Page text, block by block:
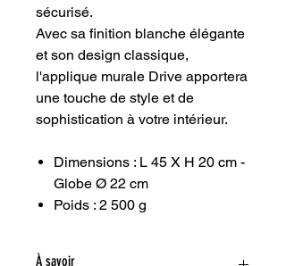
sécurisé.
Avec sa finition blanche élégante
et son design classique,
l'applique murale Drive apportera
une touche de style et de
sophistication à votre intérieur.
Dimensions : L 45 X H 20 cm -
Globe Ø 22 cm
Poids : 2 500 g
À savoir